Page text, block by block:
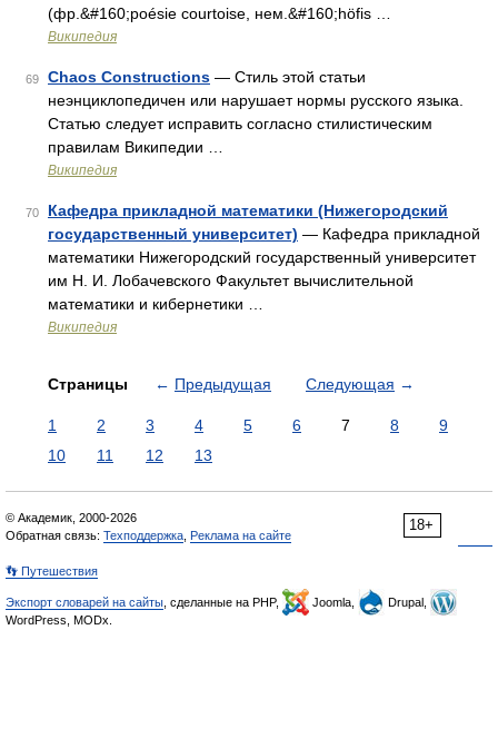
(фр.&#160;poésie courtoise, нем.&#160;höfis …
Википедия
69 Chaos Constructions — Стиль этой статьи
неэнциклопедичен или нарушает нормы русского языка.
Статью следует исправить согласно стилистическим
правилам Википедии …
Википедия
70
Кафедра прикладной математики (Нижегородский
государственный университет) — Кафедра прикладной
математики Нижегородский государственный университет
им Н. И. Лобачевского Факультет вычислительной
математики и кибернетики …
Википедия
Страницы ← Предыдущая Следующая →
1 2 3 4 5 6 7 8
9
10
11 12 13
18+
© Академик, 2000-2026
Обратная связь: Техподдержка Реклама на сайте
👣 Путешествия
Экспорт словарей на сайты , сделанные на PHP, Joomla,
Drupal,
WordPress, MODx.